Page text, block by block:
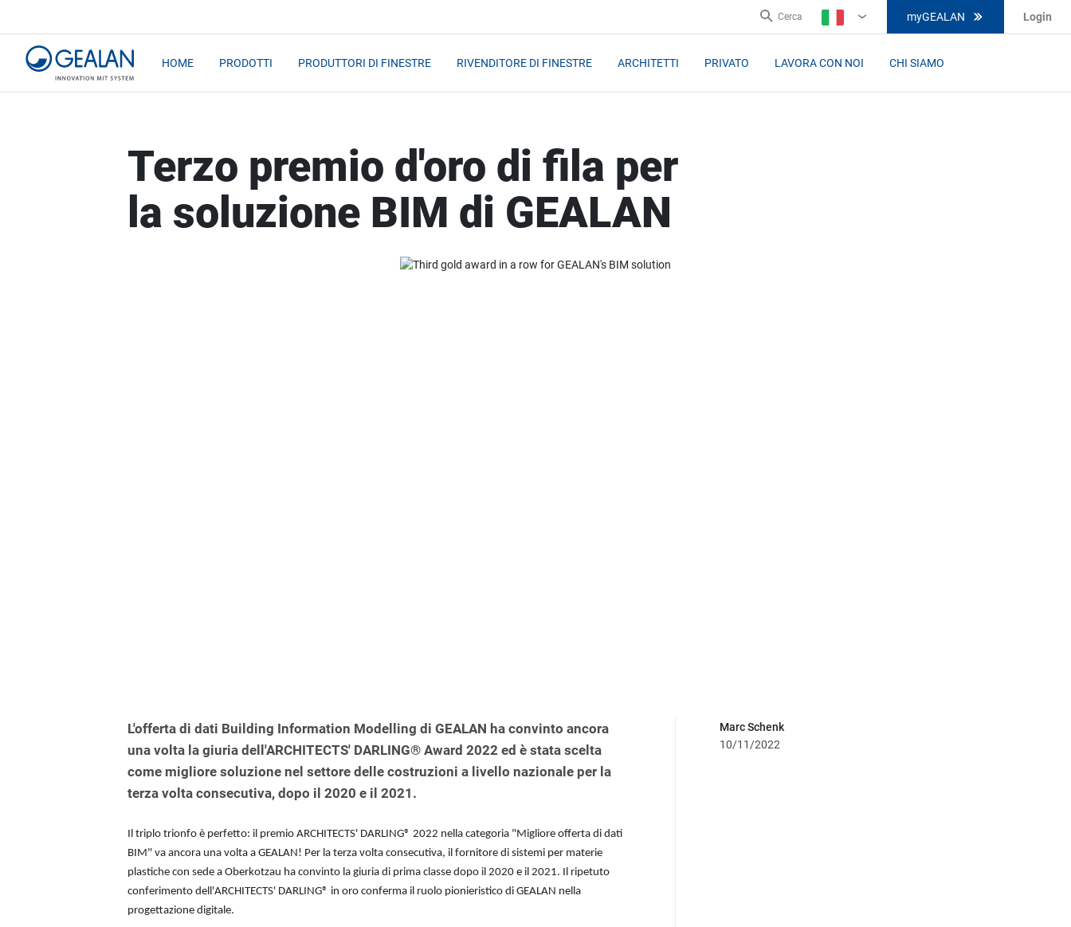
Cerca
IT
myGEALAN Login
HOME PRODOTTI PRODUTTORI DI FINESTRE RIVENDITORE DI FINESTRE ARCHITETTI PRIVATO LAVORA CON NOI CHI SIAMO
Terzo premio d'oro di fila per
la soluzione BIM di GEALAN
L'offerta di dati Building Information Modelling di GEALAN ha convinto ancora
una volta la giuria dell'ARCHITECTS' DARLING® Award 2022 ed è stata scelta
come migliore soluzione nel settore delle costruzioni a livello nazionale per la
terza volta consecutiva, dopo il 2020 e il 2021.
Il triplo trionfo è perfetto: il premio ARCHITECTS' DARLING® 2022 nella categoria "Migliore offerta di dati
BIM" va ancora una volta a GEALAN! Per la terza volta consecutiva, il fornitore di sistemi per materie
plastiche con sede a Oberkotzau ha convinto la giuria di prima classe dopo il 2020 e il 2021. Il ripetuto
conferimento dell'ARCHITECTS' DARLING® in oro conferma il ruolo pionieristico di GEALAN nella
progettazione digitale.
Marc Schenk
10/11/2022